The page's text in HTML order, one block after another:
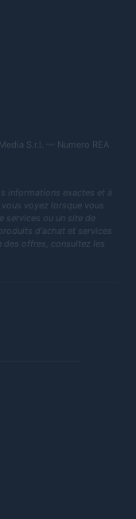
S.r.l. — Numero REA
informations exactes et à
voyez lorsque vous
services ou un site de
d'achat et services
des offres, consultez les